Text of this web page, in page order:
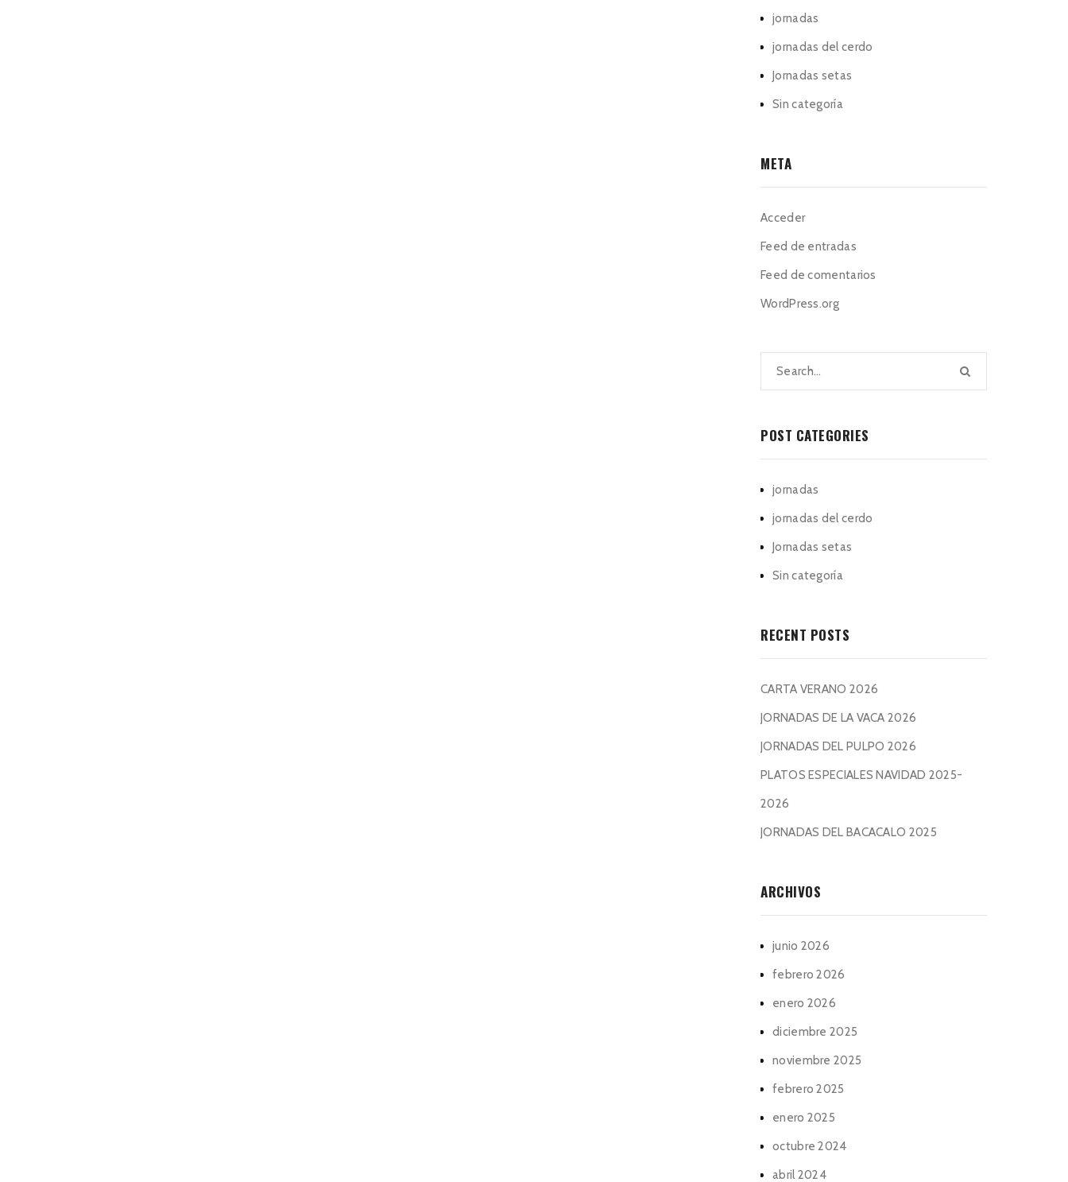
jornadas
jornadas del cerdo
Jornadas setas
Sin categoría
META
Acceder
Feed de entradas
Feed de comentarios
WordPress.org
POST CATEGORIES
jornadas
jornadas del cerdo
Jornadas setas
Sin categoría
RECENT POSTS
CARTA VERANO 2026
JORNADAS DE LA VACA 2026
JORNADAS DEL PULPO 2026
PLATOS ESPECIALES NAVIDAD 2025-
2026
JORNADAS DEL BACACALO 2025
ARCHIVOS
junio 2026
febrero 2026
enero 2026
diciembre 2025
noviembre 2025
febrero 2025
enero 2025
octubre 2024
abril 2024